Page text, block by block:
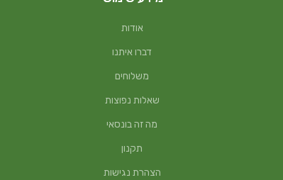
אודות
דברו איתנו
משלוחים
שאלות נפוצות
מה זה בונסאי
תקנון
הצהרת נגישות